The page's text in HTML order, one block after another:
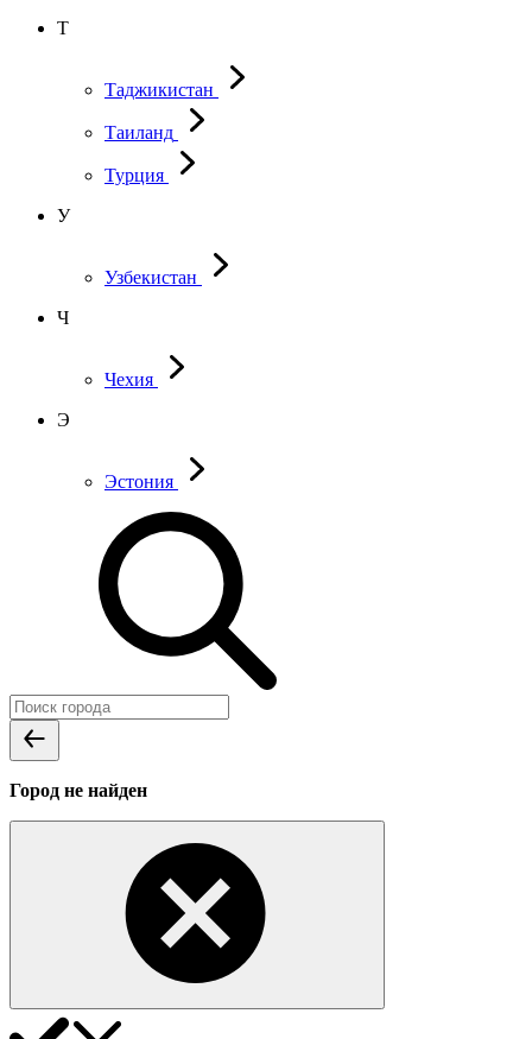
Т
Таджикистан
Таиланд
Турция
У
Узбекистан
Ч
Чехия
Э
Эстония
Город не найден